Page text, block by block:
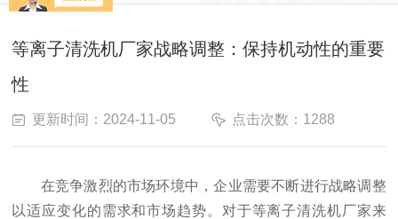
等离子清洗机厂家战略调整：保持机动性的重要
性
更新时间：2024-11-05 点击次数：1288
在竞争激烈的市场环境中，企业需要不断进行战略调整
以适应变化的需求和市场趋势。对于等离子清洗机厂家来